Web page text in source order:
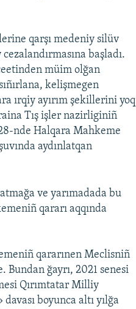
qarşı medeniy silüv
başladı.
müim olğan
kelişmegen
ırqiy ayırım şekillerini yoq
Tış işler nazirliginiñ
nde Halqara Mahkeme
aydınlatqan
ve yarımadada bu
qararı aqqında
qararınen Meclisniñ
ğayrı, 2021 senesi
Qırımtatar Milliy
boyunca altı yılğa